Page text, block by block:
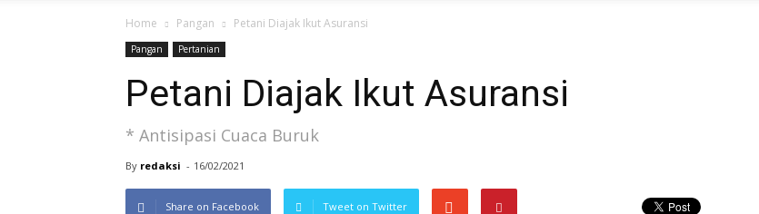
Home Pangan Petani Diajak Ikut Asuransi
Pangan Pertanian
Petani Diajak Ikut Asuransi
* Antisipasi Cuaca Buruk
By redaksi - 16/02/2021
Share on Facebook Tweet on Twitter